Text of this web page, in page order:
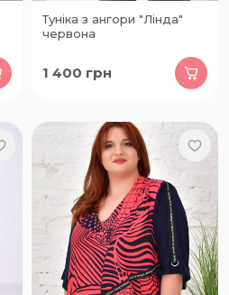
Туніка з ангори "Лінда"
червона
1 400 грн